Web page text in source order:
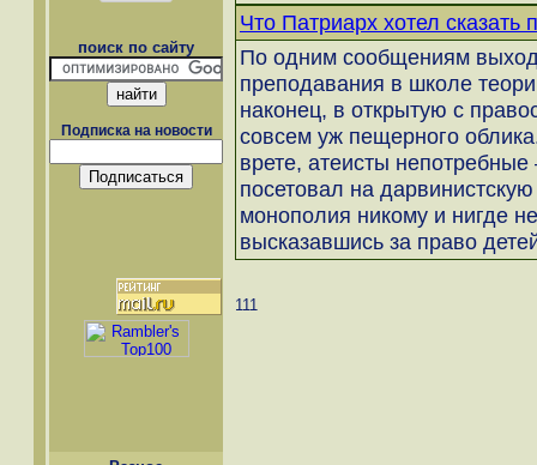
поиск по сайту
Подписка на новости
Что Патриарх хотел сказать
По одним сообщениям
преподавания в школе
наконец, в открытую с
совсем уж пещерного
врете, атеисты
посетовал на
монополия никому и нигде
высказавшись за право
111